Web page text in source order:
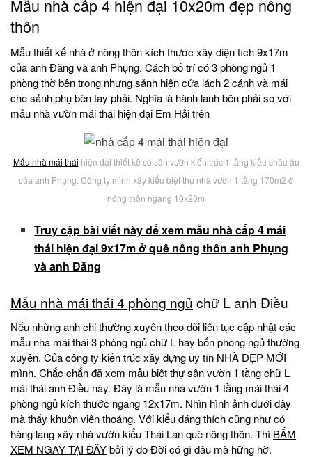
Mẫu nhà cấp 4 hiện đại 10x20m đẹp nông
thôn
Mẫu thiết kế nhà ở nông thôn kích thước xây diện tích 9x17m
của anh Đăng và anh Phụng. Cách bố trí có 3 phòng ngủ 1
phòng thờ bên trong nhưng sảnh hiên cửa lách 2 cánh và mái
che sảnh phụ bên tay phải. Nghĩa là hành lanh bên phải so với
mẫu nhà vườn mái thái hiện đại Em Hải trên
Mẫu nhà mái thái hiện đại thiết kế có sân vườn kiến trúc 1 tầng kiểu châu âu
của anh Phụng. Công ty mình xây kiểu biệt thự nhà vườn 1 tầng 170m2 ở
nông thôn ngang 10x20m
Truy cập bài viết này để xem mẫu nhà cấp 4 mái
thái hiện đại 9x17m ở quê nông thôn anh Phụng
và anh Đăng
Mẫu nhà mái thái 4 phòng ngủ chữ L anh Điều
Nếu những anh chị thường xuyên theo dõi liên tục cập nhật các
mẫu nhà mái thái 3 phòng ngủ chữ L hay bốn phòng ngủ thường
xuyên. Của công ty kiến trúc xây dựng uy tín NHÀ ĐẸP MỚI
mình. Chắc chắn đã xem mẫu biệt thự sân vườn 1 tầng chữ L
mái thái anh Điều này. Đây là mẫu nhà vườn 1 tầng mái thái 4
phòng ngủ kích thước ngang 12x17m. Nhìn hình ảnh dưới đây
mà thấy khuôn viên thoáng. Với kiểu dáng thích cũng như có
hàng lang xây nhà vườn kiểu Thái Lan quê nông thôn. Thì BẤM
XEM NGAY TẠI ĐÂYbởi lý do Đời có gì đâu mà hững hờ.